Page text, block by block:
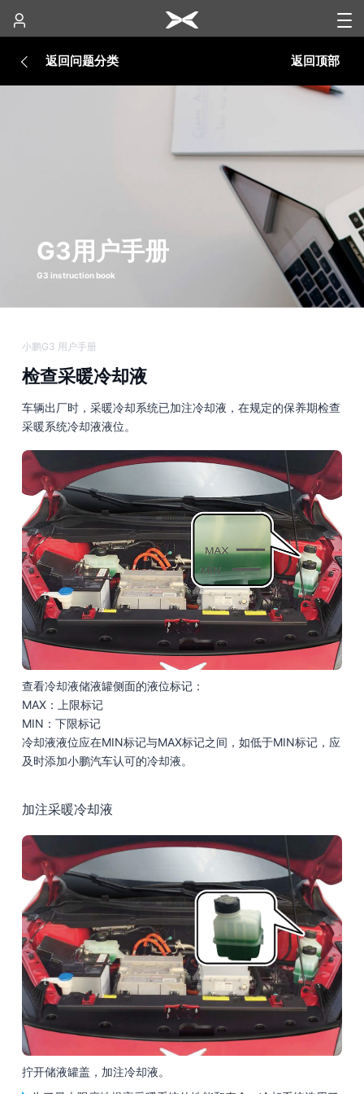
返回问题分类 返回顶部
G3用户手册
G3 instruction book
小鹏G3 用户手册
检查采暖冷却液
车辆出厂时，采暖冷却系统已加注冷却液，在规定的保养期检查
采暖系统冷却液液位。
查看冷却液储液罐侧面的液位标记：
MAX：上限标记
MIN：下限标记
冷却液液位应在MIN标记与MAX标记之间，如低于MIN标记，应
及时添加小鹏汽车认可的冷却液。
加注采暖冷却液
拧开储液罐盖，加注冷却液。